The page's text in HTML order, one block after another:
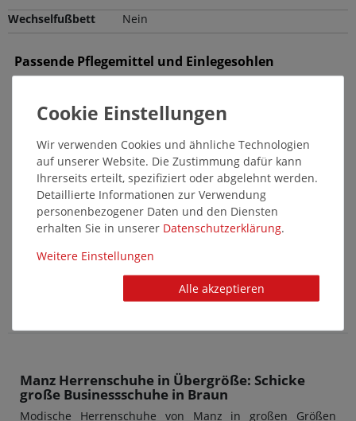
Wechselfußbett
Nein
Passende Pflegemittel und Einlegesohlen
pedag - Cleansing Kit - Tuch und
Bürste
Manz Herrenschuhe in Übergröße: Schicke
große Businessschuhe in Braun
Modische Herrenschuhe von Manz in großen Größen
Wir verwenden Cookies und ähnliche Technologien
auf unserer Website. Die Zustimmung dafür kann
Ihrerseits erteilt, spezifiziert oder abgelehnt werden.
Detaillierte Informationen zur Verwendung
personenbezogener Daten und den Diensten
erhalten Sie in unserer Daten­schutz­erklärung.
Weitere Einstellungen
Alle akzeptieren